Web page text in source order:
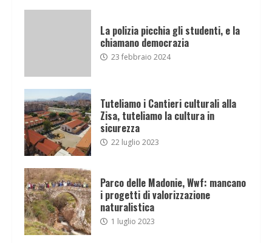
La polizia picchia gli studenti, e la
chiamano democrazia
23 febbraio 2024
Tuteliamo i Cantieri culturali alla
Zisa, tuteliamo la cultura in
sicurezza
22 luglio 2023
Parco delle Madonie, Wwf: mancano
i progetti di valorizzazione
naturalistica
1 luglio 2023